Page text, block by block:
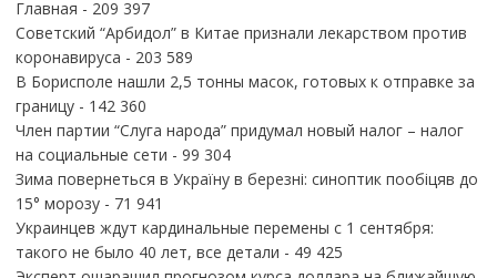
Главная - 209 397
Советский “Арбидол” в Китае признали лекарством против
коронавируса - 203 589
В Борисполе нашли 2,5 тонны масок, готовых к отправке за
границу- 142 360
Член партии “Слуга народа” придумал новый налог – налог
на социальные сети - 99 304
Зима повернеться в Україну в березні: синоптик пообіцяв до
15° морозу- 71 941
Украинцев ждут кардинальные перемены с 1 сентября:
такого не было 40 лет, все детали - 49 425